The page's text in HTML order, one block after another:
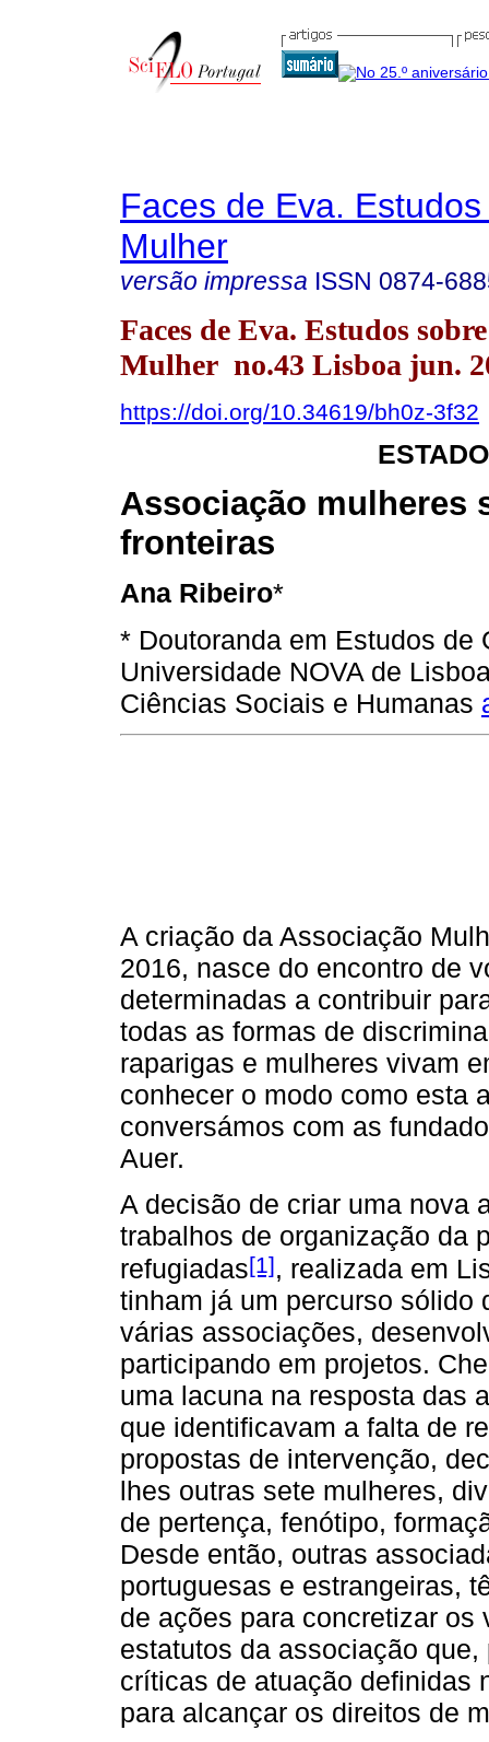
Faces de Eva.
Mulher
versão impressa ISSN 0874-
Faces de Eva. Estudos
Mulher no.43 Lisboa jun.
https://doi.org/10.34619/bh0z-3f32
Associação mulheres
fronteiras
Ana Ribeiro*
* Doutoranda em Estudos de
Universidade NOVA de
Ciências Sociais e Humanas
A criação da Associação
2016, nasce do encontro de
determinadas a contribuir
todas as formas de
raparigas e mulheres vivam
conhecer o modo como esta
conversámos com as
Auer.
A decisão de criar uma nova
trabalhos de organização da
refugiadas[1], realizada em
tinham já um percurso sólido
várias associações,
participando em projetos.
uma lacuna na resposta das
que identificavam a falta de
propostas de intervenção,
lhes outras sete mulheres,
de pertença, fenótipo,
Desde então, outras
portuguesas e estrangeiras,
de ações para concretizar
estatutos da associação
críticas de atuação definidas
para alcançar os direitos de